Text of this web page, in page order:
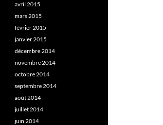
avril 2015
mars 2015
février 2015
janvier 2015
décembre 2014
novembre 2014
octobre 2014
septembre 2014
août 2014
juillet 2014
juin 2014